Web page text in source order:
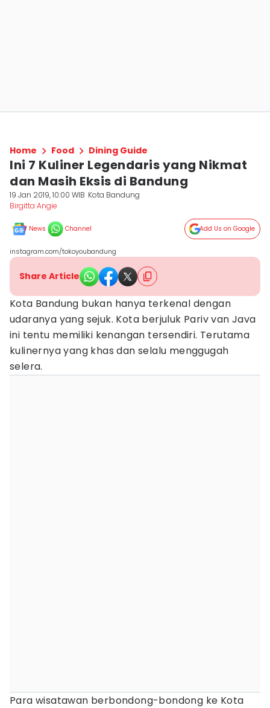
Home Food Dining Guide
Ini 7 Kuliner Legendaris yang Nikmat
dan Masih Eksis di Bandung
19 Jan 2019, 10:00 WIB Kota Bandung
Birgitta Angie
News Channel Add Us on Google
instagram.com/tokoyoubandung
Share Article
Kota Bandung bukan hanya terkenal dengan
udaranya yang sejuk. Kota berjuluk Pariv van Java
ini tentu memiliki kenangan tersendiri. Terutama
kulinernya yang khas dan selalu menggugah
selera.
Para wisatawan berbondong-bondong ke Kota